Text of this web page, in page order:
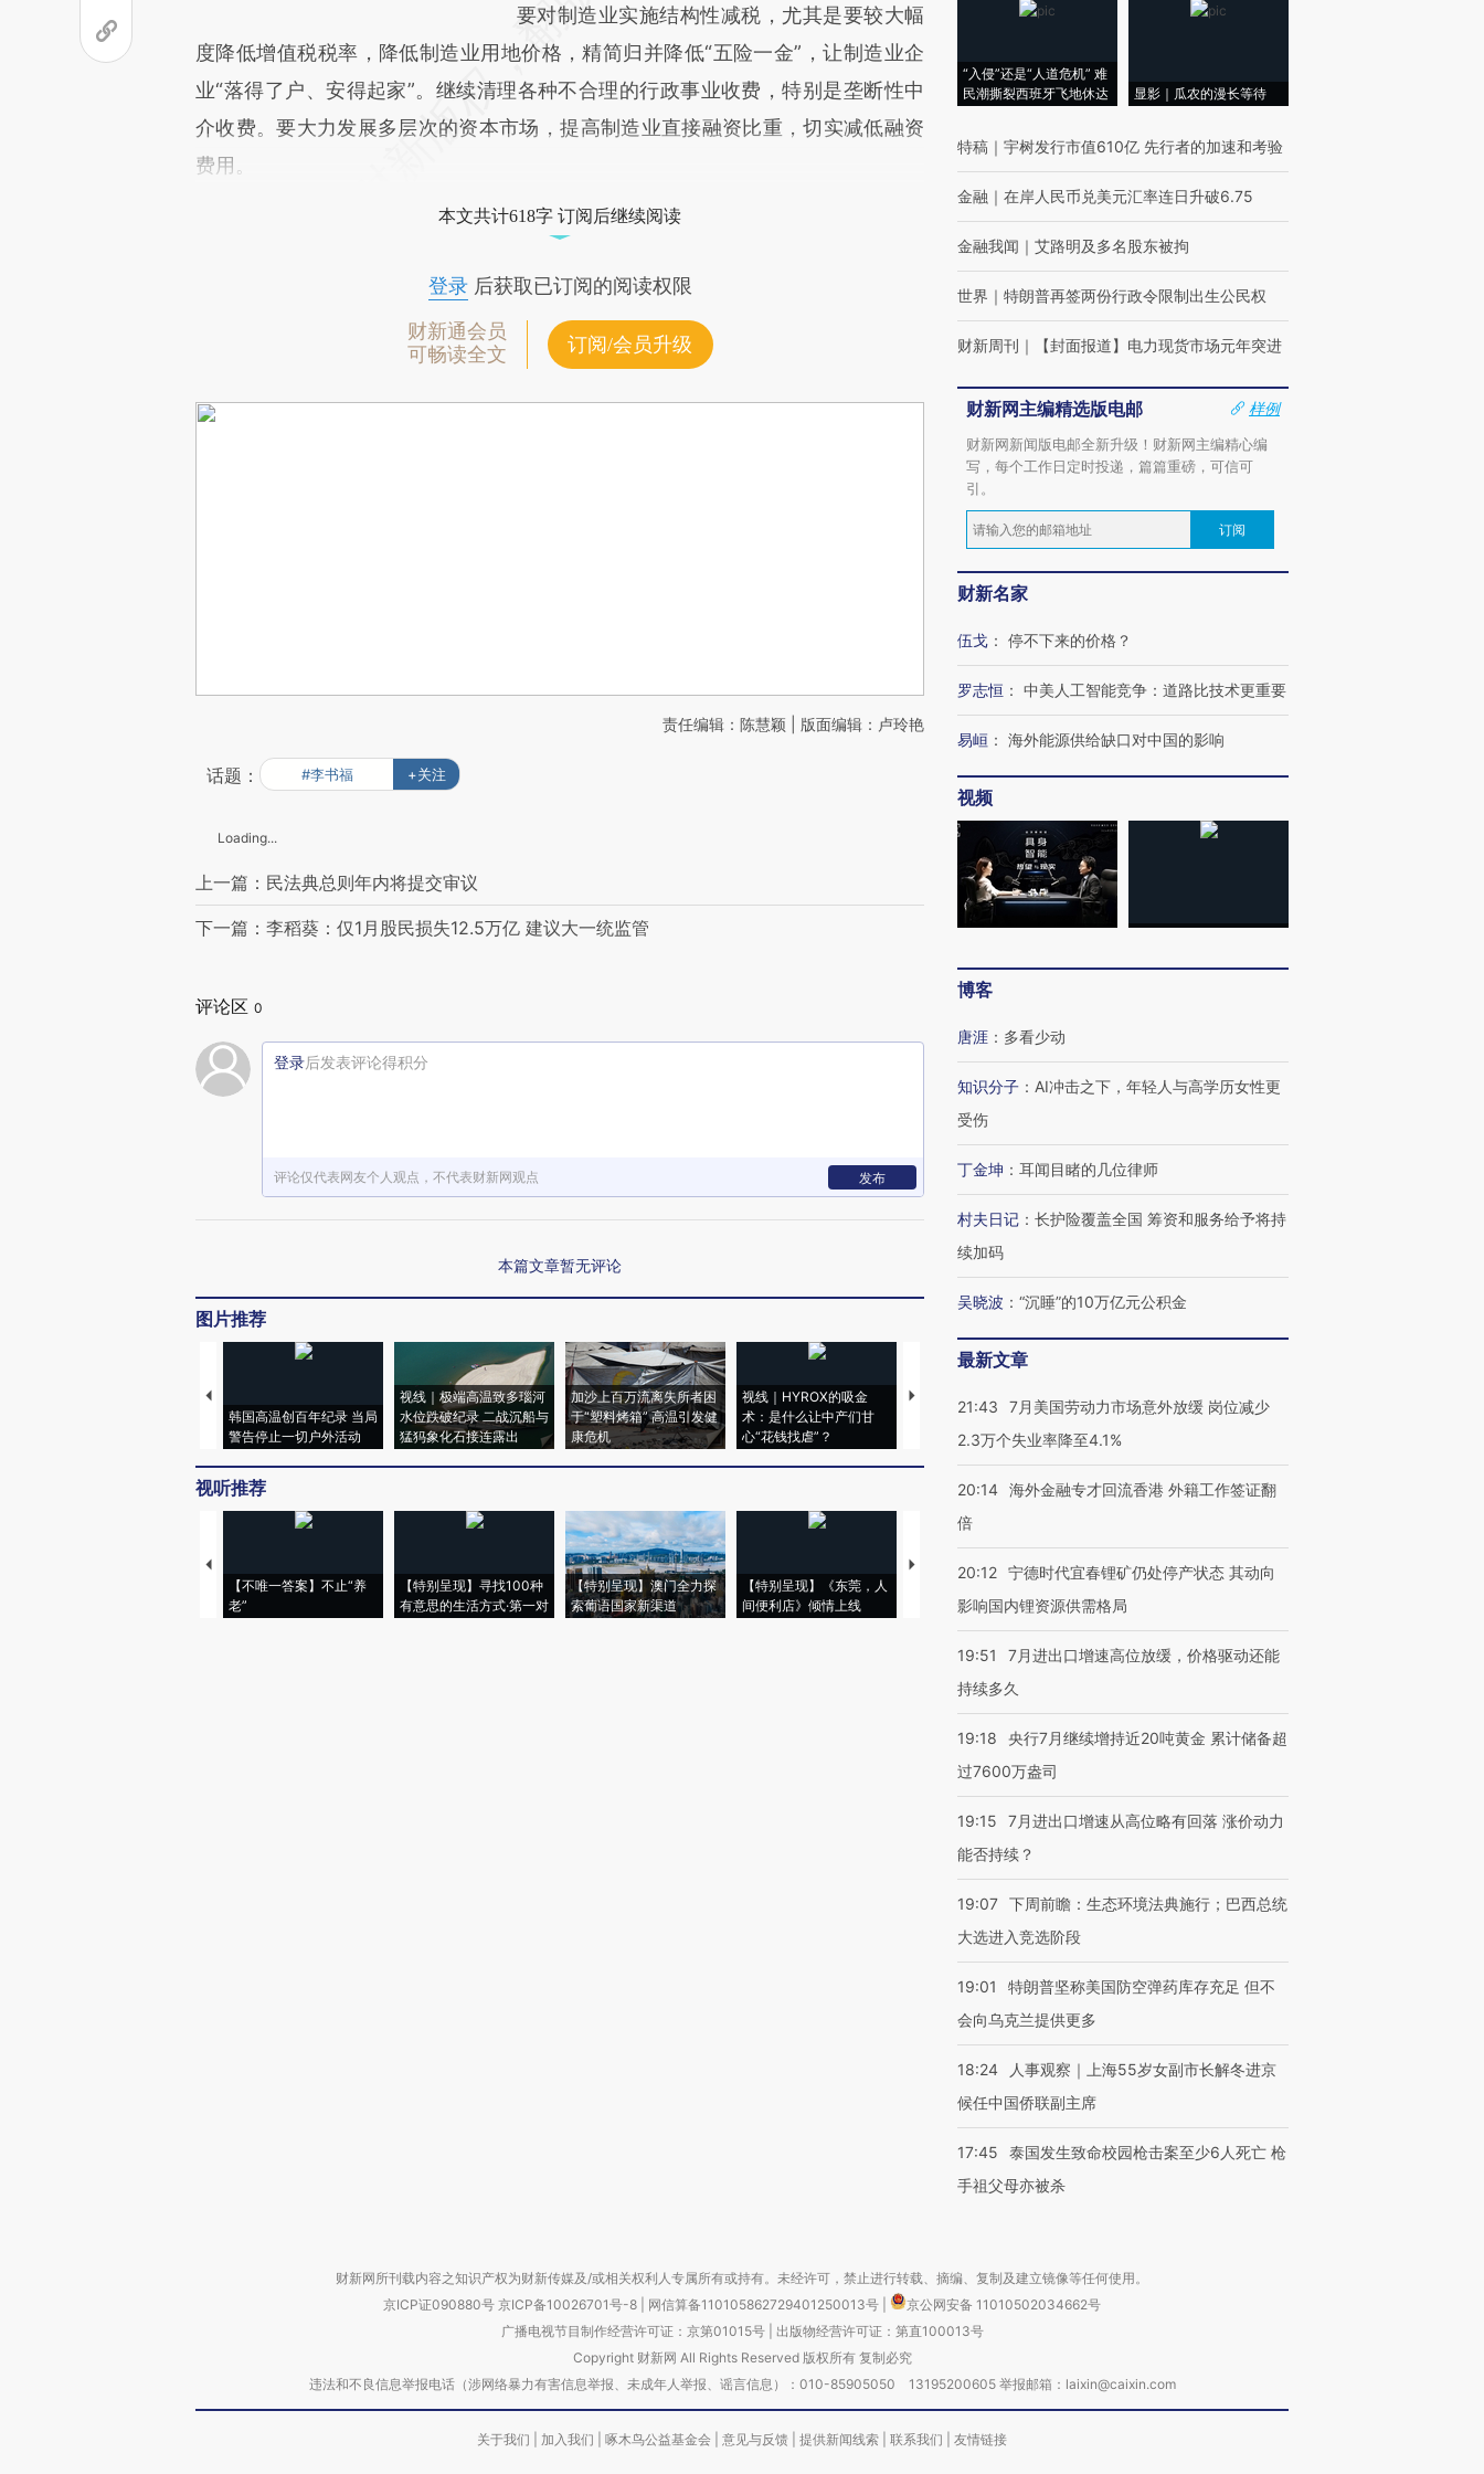
要对制造业实施结构性减税，尤其是要较大幅
度降低增值税税率，降低制造业用地价格，精简归并降低“五险一金”，让制造业企
业“落得了户、安得起家”。继续清理各种不合理的行政事业收费，特别是垄断性中
介收费。要大力发展多层次的资本市场，提高制造业直接融资比重，切实减低融资
费用。
本文共计618字 订阅后继续阅读
登录后获取已订阅的阅读权限
财新通会员
可畅读全文
订阅/会员升级
责任编辑：陈慧颖 | 版面编辑：卢玲艳
话题： #李书福 +关注
Loading...
上一篇：民法典总则年内将提交审议
下一篇：李稻葵：仅1月股民损失12.5万亿 建议大一统监管
评论区 0
登录后发表评论得积分
评论仅代表网友个人观点，不代表财新网观点 发布
本篇文章暂无评论
图片推荐
韩国高温创百年纪录 当局
警告停止一切户外活动
视线｜极端高温致多瑙河
水位跌破纪录 二战沉船与
猛犸象化石接连露出
加沙上百万流离失所者困
于“塑料烤箱” 高温引发健
康危机
视线｜HYROX的吸金
术：是什么让中产们甘
心“花钱找虐”？
马航飞行员跨国走私7万
粒摇头丸 尿检体内含3种
视线｜被称为“蟑螂”的印
度Z世代 用街头抗争将教
育部长拱下台
视线｜“入侵”还是“人道危
机”？难民潮撕裂西班牙
视听推荐
【不唯一答案】不止“养
老”
【特别呈现】寻找100种
有意思的生活方式·第一对
【特别呈现】澳门全力探
索葡语国家新渠道
【特别呈现】《东莞，人
间便利店》倾情上线
【推广】走进第四届链博
会，让数智科技“链”接产
【特别呈现】寻找100种
有意思的生活方式·第三对
【商旅对话】华住集团
CFO：不靠规模取胜，华
“入侵”还是“人道危机” 难
民潮撕裂西班牙飞地休达
显影｜瓜农的漫长等待
特稿 ｜ 宇树发行市值610亿 先行者的加速和考验
金融 ｜ 在岸人民币兑美元汇率连日升破6.75
金融我闻 ｜ 艾路明及多名股东被拘
世界 ｜ 特朗普再签两份行政令限制出生公民权
财新周刊 ｜ 【封面报道】电力现货市场元年突进
财新网主编精选版电邮
样例
财新网新闻版电邮全新升级！财新网主编精心编
写，每个工作日定时投递，篇篇重磅，可信可
引。
订阅
财新名家
伍戈 ： 停不下来的价格？
罗志恒 ： 中美人工智能竞争：道路比技术更重要
易峘 ： 海外能源供给缺口对中国的影响
视频
博客
唐涯 ： 多看少动
知识分子 ： AI冲击之下，年轻人与高学历女性更
受伤
丁金坤 ： 耳闻目睹的几位律师
村夫日记 ： 长护险覆盖全国 筹资和服务给予将持
续加码
吴晓波 ： “沉睡”的10万亿元公积金
最新文章
21:43
7月美国劳动力市场意外放缓 岗位减少
2.3万个失业率降至4.1%
20:14 海外金融专才回流香港 外籍工作签证翻
倍
20:12 宁德时代宜春锂矿仍处停产状态 其动向
影响国内锂资源供需格局
19:51
7月进出口增速高位放缓，价格驱动还能
持续多久
19:18
央行7月继续增持近20吨黄金 累计储备超
过7600万盎司
19:15
7月进出口增速从高位略有回落 涨价动力
能否持续？
19:07 下周前瞻：生态环境法典施行；巴西总统
大选进入竞选阶段
19:01
特朗普坚称美国防空弹药库存充足 但不
会向乌克兰提供更多
18:24
人事观察｜上海55岁女副市长解冬进京
候任中国侨联副主席
17:45
泰国发生致命校园枪击案至少6人死亡 枪
手祖父母亦被杀
财新网所刊载内容之知识产权为财新传媒及/或相关权利人专属所有或持有。未经许可，禁止进行转载、摘编、复制及建立镜像等任何使用。
京ICP证090880号 京ICP备10026701号-8 网信算备110105862729401250013号
京公网安备 11010502034662号
广播电视节目制作经营许可证：京第01015号| 出版物经营许可证：第直100013号
Copyright 财新网 All Rights Reserved 版权所有 复制必究
违法和不良信息举报电话（涉网络暴力有害信息举报、未成年人举报、谣言信息）：010-85905050 13195200605 举报邮箱：laixin@caixin.com
关于我们 加入我们 啄木鸟公益基金会 意见与反馈 提供新闻线索 联系我们 友情链接